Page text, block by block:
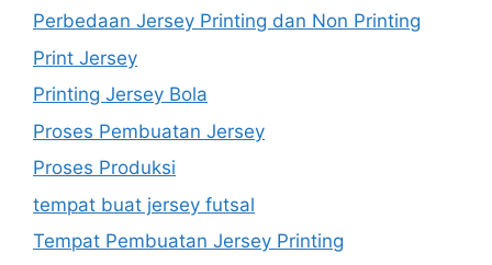
Perbedaan Jersey Printing dan Non Printing
Print Jersey
Printing Jersey Bola
Proses Pembuatan Jersey
Proses Produksi
tempat buat jersey futsal
Tempat Pembuatan Jersey Printing